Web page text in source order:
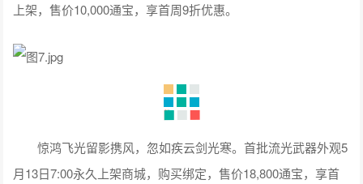
上架，售价10,000通宝，享首周9折优惠。
惊鸿飞光留影携风，忽如疾云剑光寒。首批流光武器外观5
月13日7:00永久上架商城，购买绑定，售价18,800通宝，享首